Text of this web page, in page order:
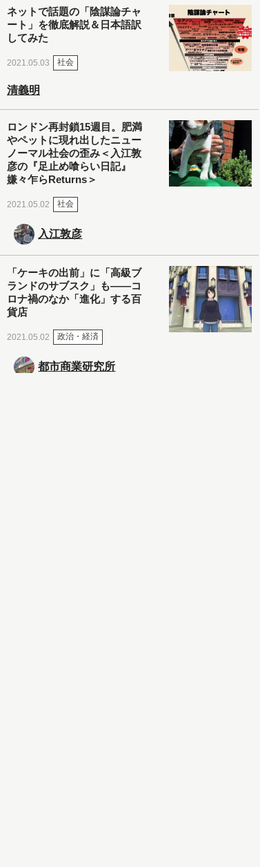
ネットで話題の「陰謀論チャ
ート」を徹底解説＆日本語訳
してみた
2021.05.03 社会
清義明
ロンドン再封鎖15週目。肥満
やペットに現れ出したニュー
ノーマル社会の歪み＜入江敦
彦の『足止め喰らい日記』
嫌々乍らReturns＞
2021.05.02 社会
入江敦彦
「ケーキの出前」に「高級ブ
ランドのサブスク」も――コ
ロナ禍のなか「進化」する百
貨店
2021.05.02 政治・経済
都市商業研究所